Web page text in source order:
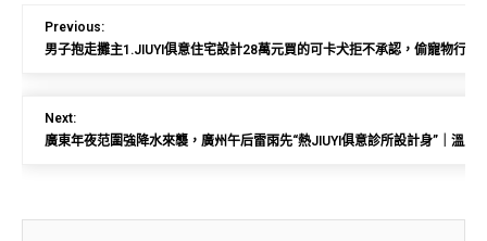
Previous:
男子抱走攤主1.JIUYI俱意住宅設計28萬元買的可卡犬拒不承認，偷寵物行為
Next:
廣東年夜范圍強降水來襲，廣州午后雷雨先“熱JIUYI俱意診所設計身”｜溫度